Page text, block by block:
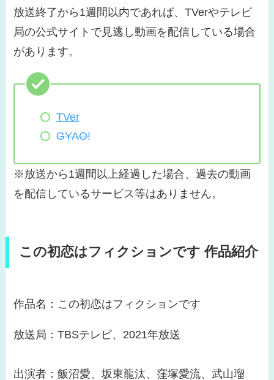
放送終了から1週間以内であれば、TVerやテレビ
局の公式サイトで見逃し動画を配信している場合
があります。
TVer
GYAO!
※放送から1週間以上経過した場合、過去の動画
を配信しているサービス等はありません。
この初恋はフィクションです 作品紹介
作品名：この初恋はフィクションです
放送局：TBSテレビ、2021年放送
出演者：飯沼愛、坂東龍汰、窪塚愛流、武山瑠